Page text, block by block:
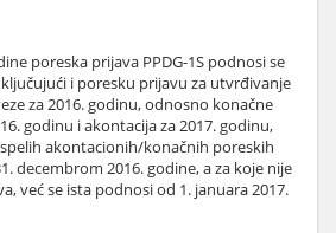
poreska prijava PPDG-1S podnosi se
i poresku prijavu za utvrđivanje
za 2016. godinu, odnosno konačne
godinu i akontacija za 2017. godinu,
akontacionih/konačnih poreskih
decembrom 2016. godine, a za koje nije
već se ista podnosi od 1. januara 2017.